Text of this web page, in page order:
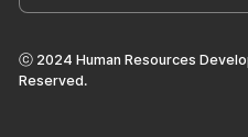
ⓒ 2024 Human Resources
Reserved.